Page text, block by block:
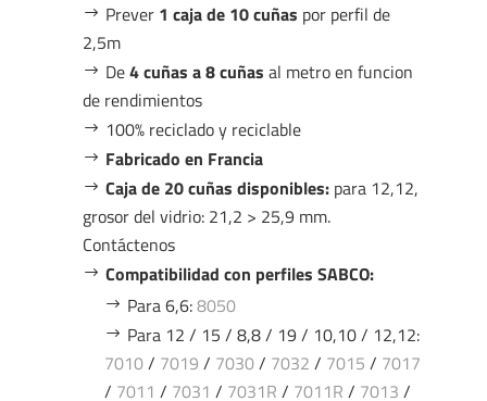
Prever 1 caja de 10 cuñas por perfil de
2,5m
De4 cuñas a 8 cuñas al metro en funcion
de rendimientos
100% reciclado y reciclable
Fabricado en Francia
Caja de 20 cuñas disponibles:para 12,12,
grosor del vidrio: 21,2 > 25,9 mm.
Contáctenos
Compatibilidad con perfiles SABCO:
Para 6,6:8050
Para 12 / 15 / 8,8 / 19 / 10,10 / 12,12:
7010/ 7019 / 7030/ 7032 / 7015 / 7017
/ 7011 / 7031 / 7031R / 7011R / 7013 /